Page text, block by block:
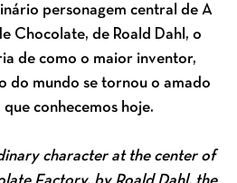
personagem central de A
Chocolate, de Roald Dahl, o
de como o maior inventor,
do mundo se tornou o amado
conhecemos hoje.
character at the center of